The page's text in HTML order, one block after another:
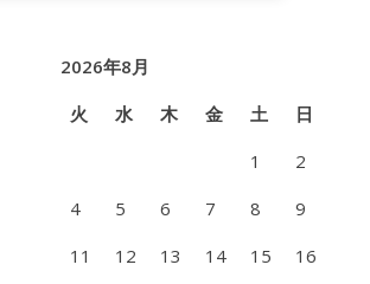
2026年8月
火 水 木 金 土
日
1
2
4 5 6 7 8
9
11 12 13 14 15
16